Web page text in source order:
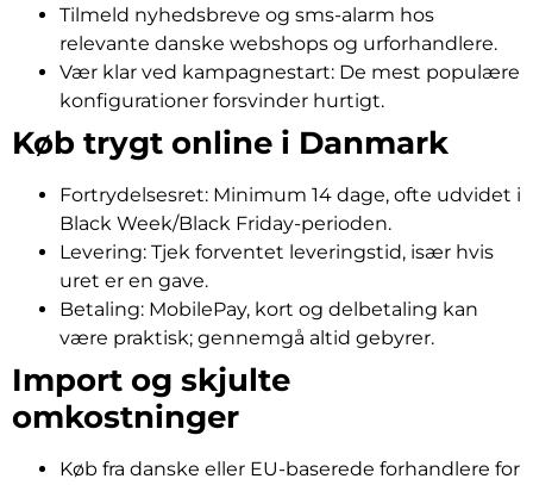
Tilmeld nyhedsbreve og sms-alarm hos
relevante danske webshops og urforhandlere.
Vær klar ved kampagnestart: De mest populære
konfigurationer forsvinder hurtigt.
Køb trygt online i Danmark
Fortrydelsesret: Minimum 14 dage, ofte udvidet i
Black Week/Black Friday-perioden.
Levering: Tjek forventet leveringstid, især hvis
uret er en gave.
Betaling: MobilePay, kort og delbetaling kan
være praktisk; gennemgå altid gebyrer.
Import og skjulte
omkostninger
Køb fra danske eller EU-baserede forhandlere for